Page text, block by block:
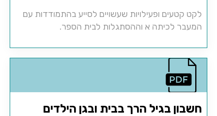
לקט קטעים ופעילויות שעשויים לסייע בהתמודדות עם
המעבר לכיתה א וההסתגלות לבית הספר.
חשבון בגיל הרך בבית ובגן הילדים